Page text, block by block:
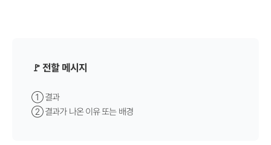
🚩 전할 메시지
① 결과
② 결과가 나온 이유 또는 배경